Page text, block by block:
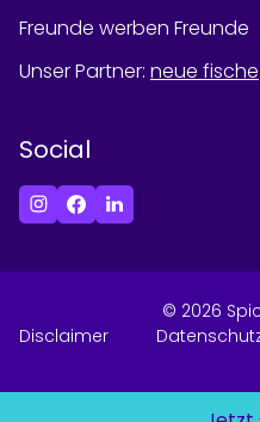
Freunde werben Freunde
Unser Partner: neue fische
Social
© 2026
Disclaimer